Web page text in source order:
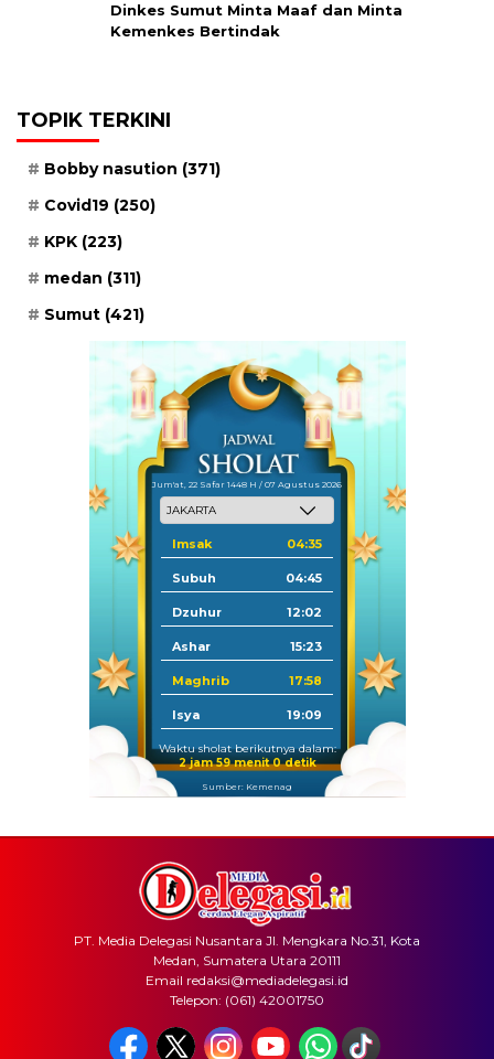
Dinkes Sumut Minta Maaf dan Minta
Kemenkes Bertindak
TOPIK TERKINI
Bobby nasution (371)
Covid19 (250)
KPK (223)
medan (311)
Sumut (421)
Jum'at, 22 Safar 1448 H / 07 Agustus 2026
Imsak 04:35
Subuh 04:45
Dzuhur 12:02
Ashar 15:23
Maghrib 17:58
Isya 19:09
Waktu sholat berikutnya dalam:
2 jam 59 menit 0 detik
Sumber: Kemenag
PT. Media Delegasi Nusantara Jl. Mengkara No.31, Kota
Medan, Sumatera Utara 20111
Email redaksi@mediadelegasi.id
Telepon: (061) 42001750